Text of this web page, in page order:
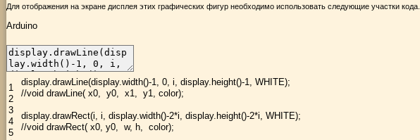
Для отображения на экране дисплея этих графических фигур необходимо использовать следующие участки кода.
Arduino
1
2
3
4
5
display.drawLine(display.width()-1, 0, i, display. height()-1, WHITE);
//void drawLine( x0, y0, x1, y1, color);
display.drawRect(i, i, display.width()-2*i, display. height()-2*i, WHITE);
//void drawRect( x0, y0, w, h, color);